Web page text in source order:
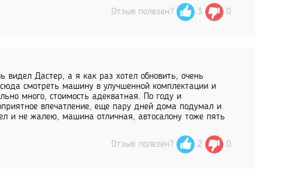
Отзыв полезен?
3 0
Дастер, а я как раз хотел обновить, очень
смотреть машину в улучшенной комплектации и
много, стоимость адекватная. По году и
впечатление, еще пару дней дома подумал и
и не жалею, машина отличная, автосалону тоже пять
Отзыв полезен?
2 0